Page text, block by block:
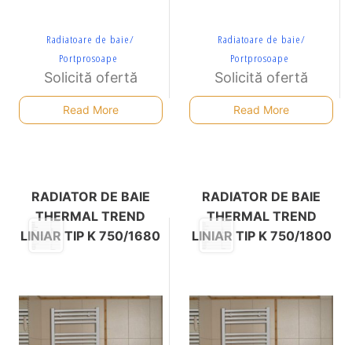
Radiatoare de baie/
Portprosoape
Solicită ofertă
Read More
Radiatoare de baie/
Portprosoape
Solicită ofertă
Read More
RADIATOR DE BAIE
THERMAL TREND
LINIAR TIP K 750/1680
RADIATOR DE BAIE
THERMAL TREND
LINIAR TIP K 750/1800